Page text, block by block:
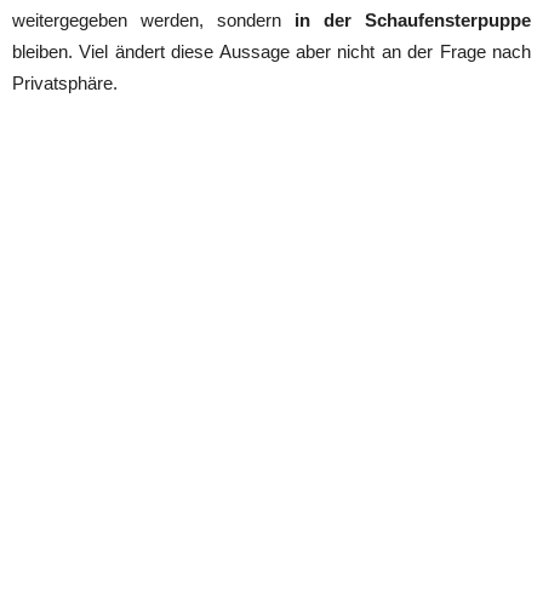
weitergegeben werden, sondern in der Schaufensterpuppe
bleiben. Viel ändert diese Aussage aber nicht an der Frage nach
Privatsphäre.